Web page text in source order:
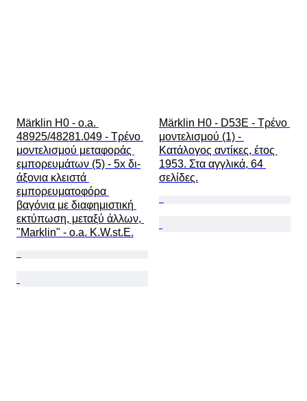
Märklin H0 - o.a.
48925/48281.049 - Τρένο
μοντελισμού μεταφοράς
εμπορευμάτων (5) - 5x δι-
άξονια κλειστά
εμπορευματοφόρα
βαγόνια με διαφημιστική
εκτύπωση, μεταξύ άλλων,
"Marklin" - o.a. K.W.st.E.
Märklin H0 - D53E - Τρένο
μοντελισμού (1) -
Κατάλογος αντίκες, έτος
1953. Στα αγγλικά, 64
σελίδες.